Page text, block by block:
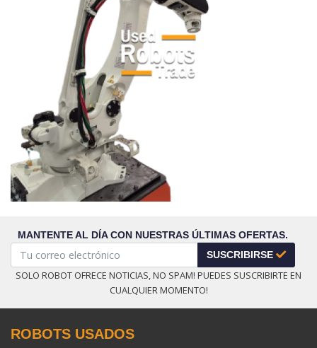
MANTENTE AL DÍA CON NUESTRAS ÚLTIMAS OFERTAS.
SUSCRIBIRSE
SOLO ROBOT OFRECE NOTICIAS, NO SPAM! PUEDES SUSCRIBIRTE EN
CUALQUIER MOMENTO!
ROBOTS USADOS